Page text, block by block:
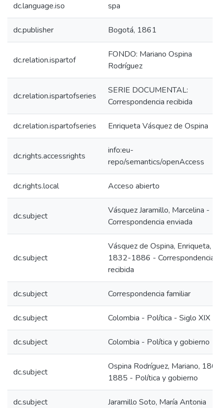
dc.language.iso spa
dc.publisher Bogotá, 1861
dc.relation.ispartof
FONDO: Mariano Ospina
Rodríguez
dc.relation.ispartofseries
SERIE DOCUMENTAL:
Correspondencia recibida
dc.relation.ispartofseries Enriqueta Vásquez de Ospina
dc.rights.accessrights
info:eu-
repo/semantics/openAccess
dc.rights.local Acceso abierto
dc.subject
Vásquez Jaramillo, Marcelina -
Correspondencia enviada
dc.subject
Vásquez de Ospina, Enriqueta,
1832-1886 - Correspondencia
recibida
dc.subject Correspondencia familiar
dc.subject Colombia - Política - Siglo XIX
dc.subject Colombia - Política y gobierno
dc.subject
Ospina Rodríguez, Mariano,
1885 - Política y gobierno
dc.subject Jaramillo Soto, María Antonia